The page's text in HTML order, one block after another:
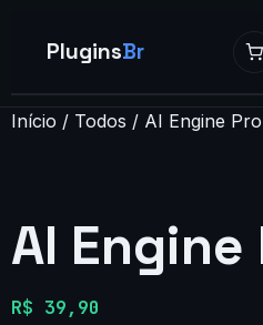
PluginsBr
Populares
Temas
Início / Todos / AI Engine Pro
AI Engine
R$ 39,90